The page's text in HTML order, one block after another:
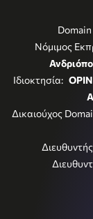
Νόμιμος
Ιδιοκτησία:
Δικαιούχος